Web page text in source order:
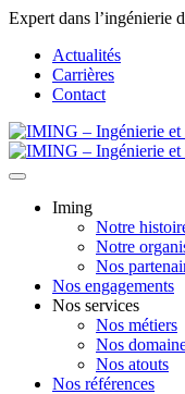
Expert dans l’ingénierie
Actualités
Carrières
Contact
Iming
Notre
Notre
Nos
Nos engagements
Nos services
Nos métiers
Nos
Nos atouts
Nos références